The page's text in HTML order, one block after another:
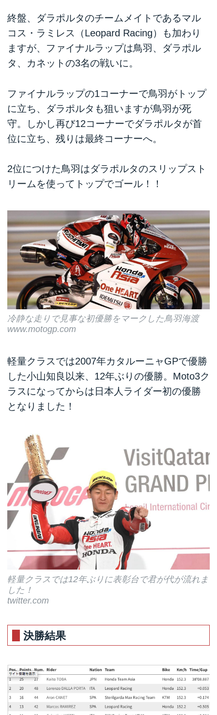
終盤、ダラポルタのチームメイトであるマル
コス・ラミレス（Leopard Racing）も加わり
ますが、ファイナルラップは鳥羽、ダラポル
タ、カネットの3名の戦いに。
ファイナルラップの1コーナーで鳥羽がトップ
に立ち、ダラポルタも狙いますが鳥羽が死
守。しかし再び12コーナーでダラポルタが首
位に立ち、残りは最終コーナーへ。
2位につけた鳥羽はダラポルタのスリップスト
リームを使ってトップでゴール！！
冷静な走りで見事な初優勝をマークした鳥羽海渡
www.motogp.com
軽量クラスでは2007年カタルーニャGPで優勝
した小山知良以来、12年ぶりの優勝。Moto3ク
ラスになってからは日本人ライダー初の優勝
となりました！
軽量クラスでは12年ぶりに表彰台で君が代が流れま
した！
twitter.com
決勝結果